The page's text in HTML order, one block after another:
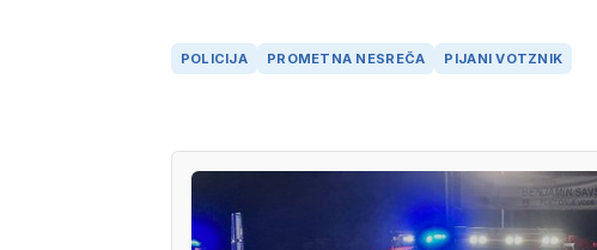
POLICIJA PROMETNA NESREČA PIJANI VOTZNIK